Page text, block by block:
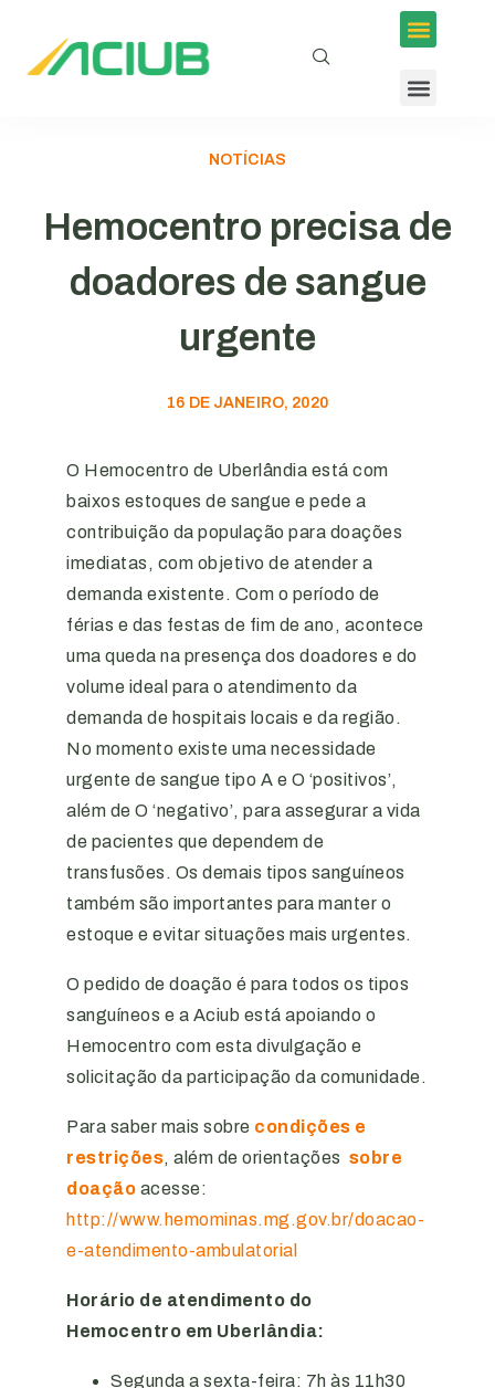
NOTÍCIAS
Hemocentro precisa de
doadores de sangue
urgente
16 DE JANEIRO, 2020
O Hemocentro de Uberlândia está com
baixos estoques de sangue e pede a
contribuição da população para doações
imediatas, com objetivo de atender a
demanda existente. Com o período de
férias e das festas de fim de ano, acontece
uma queda na presença dos doadores e do
volume ideal para o atendimento da
demanda de hospitais locais e da região.
No momento existe uma necessidade
urgente de sangue tipo A e O ‘positivos’,
além de O ‘negativo’, para assegurar a vida
de pacientes que dependem de
transfusões. Os demais tipos sanguíneos
também são importantes para manter o
estoque e evitar situações mais urgentes.
O pedido de doação é para todos os tipos
sanguíneos e a Aciub está apoiando o
Hemocentro com esta divulgação e
solicitação da participação da comunidade.
Para saber mais sobre condições e
restrições, além de orientações sobre
doação acesse:
http://www.hemominas.mg.gov.br/doacao-
e-atendimento-ambulatorial
Horário de atendimento do
Hemocentro em Uberlândia:
Segunda a sexta-feira: 7h às 11h30